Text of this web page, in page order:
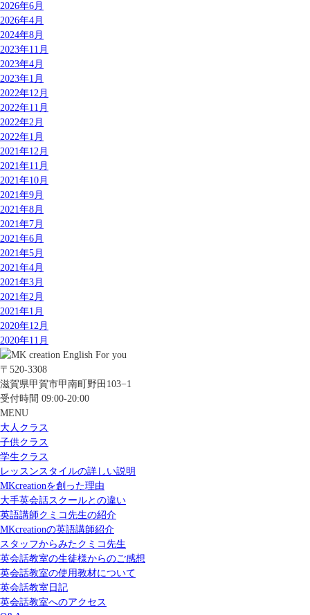
2026年6月
2026年4月
2024年8月
2023年11月
2023年4月
2023年1月
2022年12月
2022年11月
2022年2月
2022年1月
2021年12月
2021年11月
2021年10月
2021年9月
2021年8月
2021年7月
2021年6月
2021年5月
2021年4月
2021年3月
2021年2月
2021年1月
2020年12月
2020年11月
〒520-3308
滋賀県甲賀市甲南町野田103−1
受付時間 09:00-20:00
MENU
大人クラス
子供クラス
学生クラス
レッスンスタイルの詳しい説明
MKcreationを創った理由
大手英会話スクールとの違い
英語講師クミコ先生の紹介
MKcreationの英語講師紹介
スタッフからみたクミコ先生
英会話教室の生徒様からのご感想
英会話教室の使用教材について
英会話教室日記
英会話教室へのアクセス